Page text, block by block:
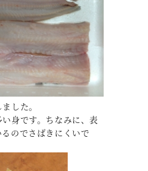
した。
身です。ちなみに、表
のでさばきにくいで